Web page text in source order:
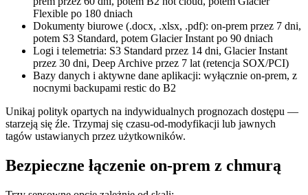
Flexible po 180 dniach
Dokumenty biurowe (.docx, .xlsx, .pdf): on-prem przez 7 dni,
potem S3 Standard, potem Glacier Instant po 90 dniach
Logi i telemetria: S3 Standard przez 14 dni, Glacier Instant
przez 30 dni, Deep Archive przez 7 lat (retencja SOX/PCI)
Bazy danych i aktywne dane aplikacji: wyłącznie on-prem, z
nocnymi backupami restic do B2
Unikaj polityk opartych na indywidualnych prognozach dostępu —
starzeją się źle. Trzymaj się czasu-od-modyfikacji lub jawnych
tagów ustawianych przez użytkowników.
Bezpieczne łączenie on-prem z chmurą